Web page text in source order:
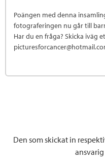
Poängen med denna
fotograferingen nu går till
Har du en fråga? Skicka iväg
Den som skickat in